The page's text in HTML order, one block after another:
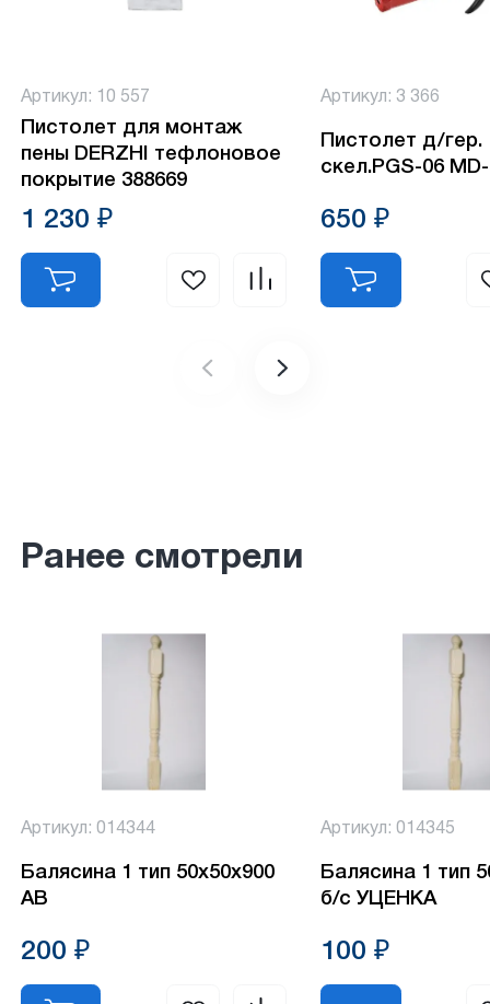
Артикул: 10 557
Пистолет для монтаж
пены DERZHI тефлоновое
покрытие 388669
1 230 ₽
Артикул: 3 366
Пистолет д/гер.
скел.PGS-06
650 ₽
Ранее смотрели
Артикул: 014344
Балясина 1 тип 50х50х900
АВ
200 ₽
Артикул: 014345
Балясина 1 тип
б/с УЦЕНКА
100 ₽